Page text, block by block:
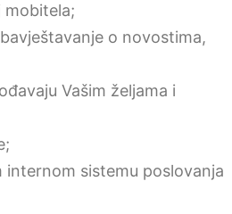
mobitela;
o novostima,
Vašim željama i
sistemu poslovanja